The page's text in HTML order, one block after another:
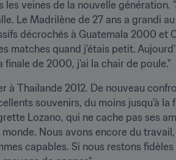
veines de la nouvelle génération.
Le Madrilène de 27 ans a grandi
décrochés à Guatemala 2000 et
matches quand j'étais petit.
finale de 2000, j'ai la chair de poule."
Thaïlande 2012. De nouveau
souvenirs, du moins jusqu'à la
Lozano, qui ne cache pas ses
Nous avons encore du
capables. Si nous restons